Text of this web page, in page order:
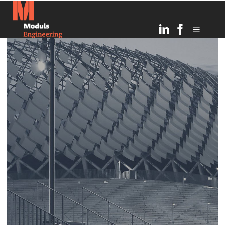
6JULY
2026
TOPOŠĀ OGRES
BĒRNUDĀRZA PAMATOS
IEMŪRĒTA KAPSULA AR
VĒSTĪJUMU NĀKAMAJĀM
PAAUDZĒM
21
MARCH
2025
RĪGAS INFRASTRUKTŪRAS
ATTĪSTĪBA UN DROŠĪBAS
UZLABOŠANA: MODULS
ENGINEERING